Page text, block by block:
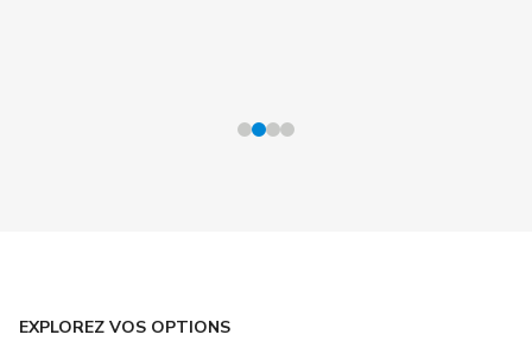
EXPLOREZ VOS OPTIONS